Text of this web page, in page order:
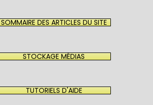
SOMMAIRE DES ARTICLES DU SITE
STOCKAGE MÉDIAS
TUTORIELS D'AIDE